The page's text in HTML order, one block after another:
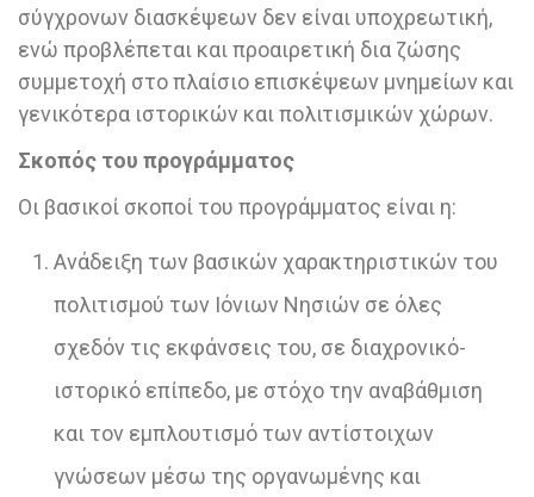
σύγχρονων διασκέψεων δεν είναι υποχρεωτική,
ενώ προβλέπεται και προαιρετική δια ζώσης
συμμετοχή στο πλαίσιο επισκέψεων μνημείων και
γενικότερα ιστορικών και πολιτισμικών χώρων.
Σκοπός του προγράμματος
Οι βασικοί σκοποί του προγράμματος είναι η:
Ανάδειξη των βασικών χαρακτηριστικών του
πολιτισμού των Ιόνιων Νησιών σε όλες
σχεδόν τις εκφάνσεις του, σε διαχρονικό-
ιστορικό επίπεδο, με στόχο την αναβάθμιση
και τον εμπλουτισμό των αντίστοιχων
γνώσεων μέσω της οργανωμένης και